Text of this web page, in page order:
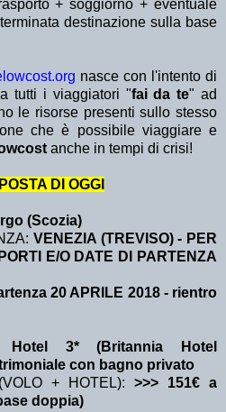
+ soggiorno + eventuale
destinazione sulla base
nasce con l'intento di
tutti i viaggiatori "fai da te" ad
le risorse presenti sullo stesso
che è possibile viaggiare e
anche in tempi di crisi!
DI OGGI
(Scozia)
VENEZIA (TREVISO) - PER
E/O DATE DI PARTENZA
20 APRILE 2018 - rientro
Hotel 3* (Britannia Hotel
con bagno privato
+ HOTEL): >>> 151€ a
doppia)